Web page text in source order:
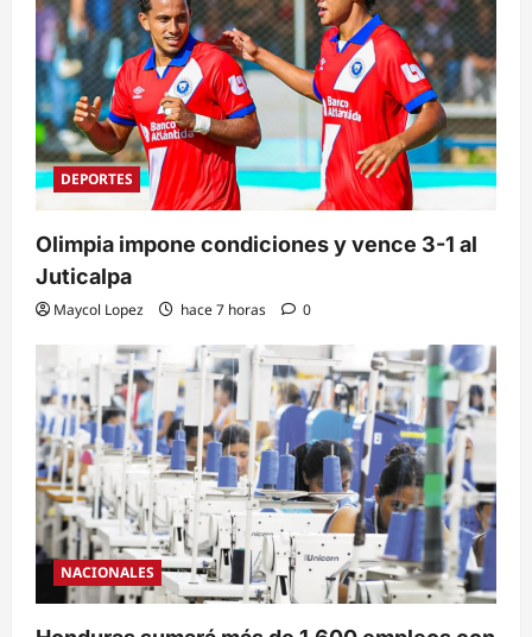
DEPORTES
Olimpia impone condiciones y vence 3-1 al
Juticalpa
Maycol Lopez hace 7 horas 0
NACIONALES